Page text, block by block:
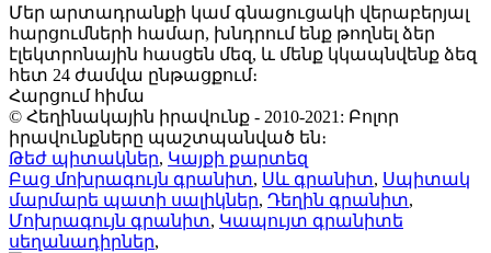
Մեր արտադրանքի կամ գնացուցակի վերաբերյալ
հարցումների համար, խնդրում ենք թողնել ձեր
էլեկտրոնային հասցեն մեզ, և մենք կկապնվենք ձեզ
հետ 24 ժամվա ընթացքում։
Հարցում հիմա
© Հեղինակային իրավունք - 2010-2021: Բոլոր
իրավունքները պաշտպանված են։
Թեժ պիտակներ, Կայքի քարտեզ
Բաց մոխրագույն գրանիտ, Սև գրանիտ, Սպիտակ
մարմարե պատի սալիկներ, Դեղին գրանիտ,
Մոխրագույն գրանիտ, Կապույտ գրանիտե
սեղանադիրներ,